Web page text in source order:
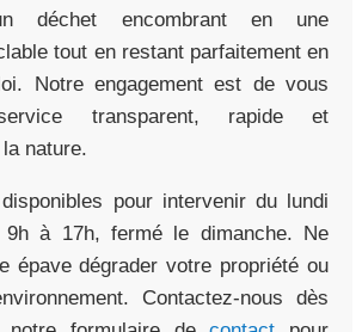
déchet encombrant en une
tout en restant parfaitement en
Notre engagement est de vous
transparent, rapide et
nature.
pour intervenir du lundi
à 17h, fermé le dimanche. Ne
épave dégrader votre propriété ou
Contactez-nous dès